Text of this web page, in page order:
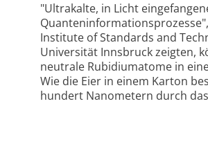
"Ultrakalte, in Licht
Institute of Standards and
Universität Innsbruck zeigten,
neutrale Rubidiumatome in
Wie die Eier in einem Karton
hundert Nanometern durch